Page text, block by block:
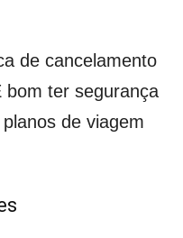
de cancelamento
bom ter segurança
de viagem